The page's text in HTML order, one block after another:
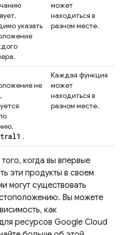
указать
может
находиться в
разном месте.
не
.
Каждая функция
может
находиться в
разном месте.
когда вы впервые
эти продукты в своем
могут существовать
Вы можете
как
ресурсов Google Cloud